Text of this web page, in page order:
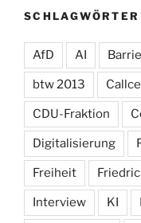
SCHLAGWÖRTER
AfD AI
btw 2013
CDU-Fraktion
Digitalisierung
Freiheit
Interview KI